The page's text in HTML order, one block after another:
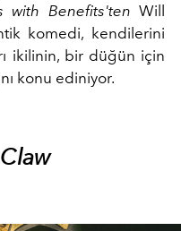
with Benefits'ten Will
komedi, kendilerini
ikilinin, bir düğün için
konu ediniyor.